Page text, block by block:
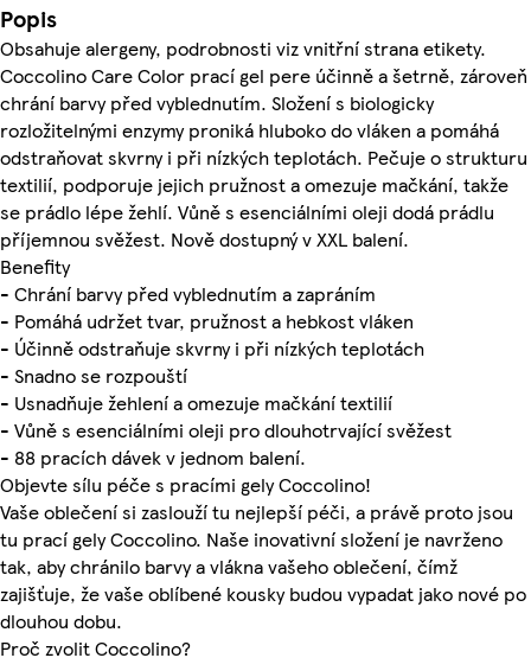
Popis
Obsahuje alergeny, podrobnosti viz vnitřní strana etikety.
Coccolino Care Color prací gel pere účinně a šetrně, zároveň
chrání barvy před vyblednutím. Složení s biologicky
rozložitelnými enzymy proniká hluboko do vláken a pomáhá
odstraňovat skvrny i při nízkých teplotách. Pečuje o strukturu
textilií, podporuje jejich pružnost a omezuje mačkání, takže
se prádlo lépe žehlí. Vůně s esenciálními oleji dodá prádlu
příjemnou svěžest. Nově dostupný v XXL balení.
Benefity
- Chrání barvy před vyblednutím a zapráním
- Pomáhá udržet tvar, pružnost a hebkost vláken
- Účinně odstraňuje skvrny i při nízkých teplotách
- Snadno se rozpouští
- Usnadňuje žehlení a omezuje mačkání textilií
- Vůně s esenciálními oleji pro dlouhotrvající svěžest
- 88 pracích dávek v jednom balení.
Objevte sílu péče s pracími gely Coccolino!
Vaše oblečení si zaslouží tu nejlepší péči, a právě proto jsou
tu prací gely Coccolino. Naše inovativní složení je navrženo
tak, aby chránilo barvy a vlákna vašeho oblečení, čímž
zajišťuje, že vaše oblíbené kousky budou vypadat jako nové po
dlouhou dobu.
Proč zvolit Coccolino?